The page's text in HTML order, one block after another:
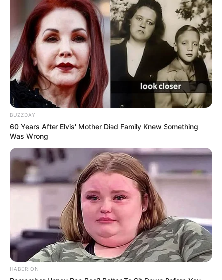
ΔΙΑΒΑΣΤΕ:ΕΧΟΥΜΕ ΘΕΙΚΗ ΚΑΘΟΔΗΓΗΣΗ ΚΑΙ
ΔΕΝ ΥΠΑΡΧΕΙ ΚΑΝΕΝΑΣ ΤΡΟΠΟΣ ΚΑΙ ΚΑΝΕΝΑ
BUZZDAY
60 Years After Elvis' Mother Died Family Knew Something
Was Wrong
HABERION